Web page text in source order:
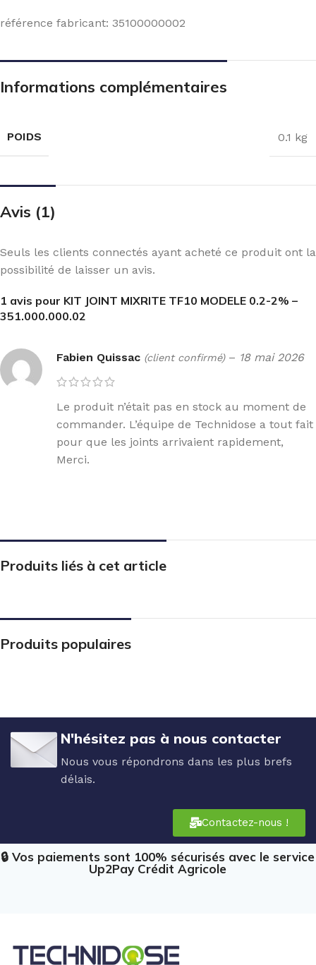
référence fabricant: 35100000002
Informations complémentaires
POIDS 0.1 kg
Avis (1)
1 avis pour KIT JOINT MIXRITE TF10 MODELE 0.2-2% –
351.000.000.02
Fabien Quissac (client confirmé) – 18 mai 2026
Le produit n’était pas en stock au moment de
commander. L’équipe de Technidose a tout fait
pour que les joints arrivaient rapidement,
Merci.
Seuls les clients connectés ayant acheté ce produit ont la
possibilité de laisser un avis.
Produits liés à cet article
Produits populaires
N'hésitez pas à nous contacter
Nous vous répondrons dans les plus brefs
délais.
Contactez-nous !
🔒 Vos paiements sont 100% sécurisés avec le service
Up2Pay Crédit Agricole